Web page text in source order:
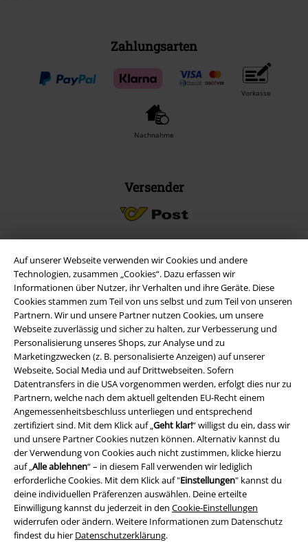
Auf unserer Webseite verwenden wir Cookies und andere
Technologien, zusammen „Cookies“. Dazu erfassen wir
Informationen über Nutzer, ihr Verhalten und ihre Geräte. Diese
Cookies stammen zum Teil von uns selbst und zum Teil von unseren
Partnern. Wir und unsere Partner nutzen Cookies, um unsere
Webseite zuverlässig und sicher zu halten, zur Verbesserung und
Personalisierung unseres Shops, zur Analyse und zu
Marketingzwecken (z. B. personalisierte Anzeigen) auf unserer
Webseite, Social Media und auf Drittwebseiten. Sofern
Datentransfers in die USA vorgenommen werden, erfolgt dies nur zu
Partnern, welche nach dem aktuell geltenden EU-Recht einem
Angemessenheitsbeschluss unterliegen und entsprechend
zertifiziert sind. Mit dem Klick auf „Geht klar!“ willigst du ein, dass wir
und unsere Partner Cookies nutzen können. Alternativ kannst du
der Verwendung von Cookies auch nicht zustimmen, klicke hierzu
auf „Alle ablehnen“ – in diesem Fall verwenden wir lediglich
erforderliche Cookies. Mit dem Klick auf "Einstellungen" kannst du
deine individuellen Präferenzen auswählen. Deine erteilte
Einwilligung kannst du jederzeit in den Cookie-Einstellungen
widerrufen oder ändern. Weitere Informationen zum Datenschutz
findest du hier Datenschutzerklärung.
Zahlungsarten
Vorkasse
Nachnahme
Versender
EMP App
Lade dir jetzt kostenlos unsere neue EMP App runter und genieße
die vielen neuen Funktionen und Vorteile!
A Warner Music Group Company